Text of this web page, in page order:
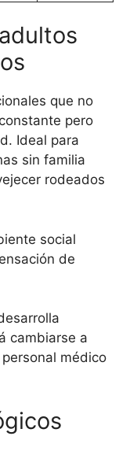
que no
pero
Ideal para
sin familia
rodeados
social
de
cambiarse a
médico